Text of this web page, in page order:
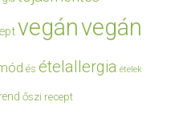
vegánvegán
és ételallergia ételek
őszi recept